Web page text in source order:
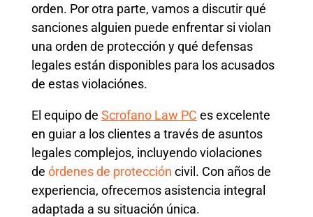
orden. Por otra parte, vamos a discutir qué
sanciones alguien puede enfrentar si violan
una orden de protección y qué defensas
legales están disponibles para los acusados
de estas violaciónes.
El equipo de Scrofano Law PC es excelente
en guiar a los clientes a través de asuntos
legales complejos, incluyendo violaciones
de órdenes de protección civil. Con años de
experiencia, ofrecemos asistencia integral
adaptada a su situación única.